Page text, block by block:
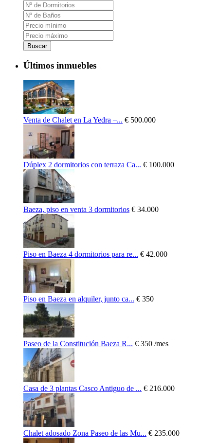
Buscar
Últimos inmuebles
Venta de Chalet en La Yedra –... € 500.000
Dúplex 2 dormitorios con terraza Ca... € 100.000
Baeza, piso en venta 3 dormitorios € 34.000
Piso en Baeza 4 dormitorios para re... € 42.000
Piso en Baeza en alquiler, junto ca... € 350
Paseo de la Constitución Baeza R... € 350 /mes
Casa de 3 plantas Casco Antiguo de ... € 216.000
Chalet adosado Zona Paseo de las Mu... € 235.000